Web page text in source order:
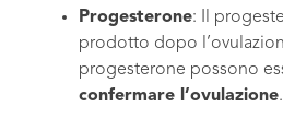
Progesterone: Il
prodotto dopo
progesterone possono
confermare l’ovulazione.